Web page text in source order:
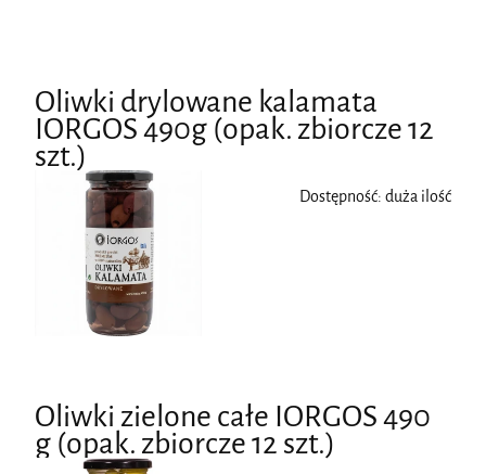
Oliwki drylowane kalamata
IORGOS 490g (opak. zbiorcze 12
szt.)
Dostępność: duża ilość
Oliwki zielone całe IORGOS 490
g (opak. zbiorcze 12 szt.)